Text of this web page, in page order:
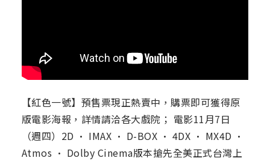
【紅色一號】預售票現正熱賣中，購票即可獲得原
版電影海報，詳情請洽各大戲院； 電影11月7日
（週四）2D · IMAX · D-BOX · 4DX · MX4D ·
Atmos · Dolby Cinema版本搶先全美正式台灣上